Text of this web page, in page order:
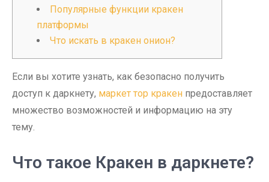
Популярные функции кракен
платформы
Что искать в кракен онион?
Если вы хотите узнать, как безопасно получить
доступ к даркнету, маркет тор кракен предоставляет
множество возможностей и информацию на эту
тему.
Что такое Кракен в даркнете?